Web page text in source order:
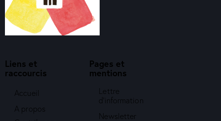
Liens et
raccourcis
Accueil
A propos
Pages et
mentions
Lettre
d'information
Newsletter